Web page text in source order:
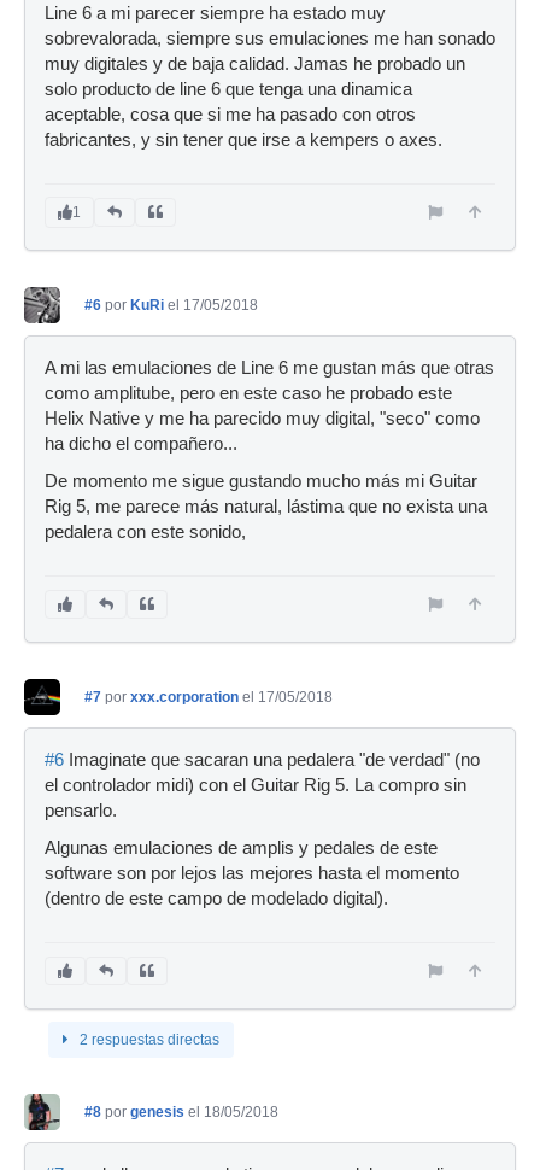
Line 6 a mi parecer siempre ha estado muy
sobrevalorada, siempre sus emulaciones me han sonado
muy digitales y de baja calidad. Jamas he probado un
solo producto de line 6 que tenga una dinamica
aceptable, cosa que si me ha pasado con otros
fabricantes, y sin tener que irse a kempers o axes.
1
#6 por KuRi el 17/05/2018
A mi las emulaciones de Line 6 me gustan más que otras
como amplitube, pero en este caso he probado este
Helix Native y me ha parecido muy digital, "seco" como
ha dicho el compañero...
De momento me sigue gustando mucho más mi Guitar
Rig 5, me parece más natural, lástima que no exista una
pedalera con este sonido,
#7 por xxx.corporation el 17/05/2018
#6 Imaginate que sacaran una pedalera "de verdad" (no
el controlador midi) con el Guitar Rig 5. La compro sin
pensarlo.
Algunas emulaciones de amplis y pedales de este
software son por lejos las mejores hasta el momento
(dentro de este campo de modelado digital).
2 respuestas directas
#8 por genesis el 18/05/2018